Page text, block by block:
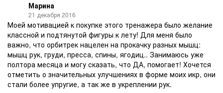
Марина
21 декабря 2016
Моей мотивацией к покупке этого тренажера было желание
классной и подтянутой фигуры к лету! Для меня было
важно, что орбитрек нацелен на прокачку разных мышц:
мышц рук, груди, пресса, спины, ягодиц.. Занимаюсь уже
полтора месяца и могу сказать, что ДА, помогает! Хочется
отметить о значительных улучшениях в форме моих икр, они
стали более упругие, а так же в укреплении рук.